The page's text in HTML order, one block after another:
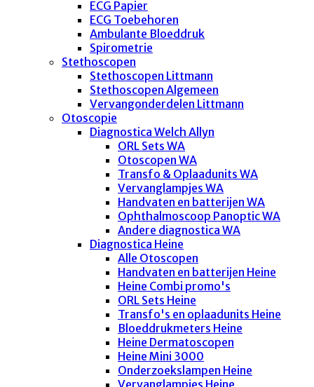
ECG Papier
ECG Toebehoren
Ambulante Bloeddruk
Spirometrie
Stethoscopen
Stethoscopen Littmann
Stethoscopen Algemeen
Vervangonderdelen Littmann
Otoscopie
Diagnostica Welch Allyn
ORL Sets WA
Otoscopen WA
Transfo & Oplaadunits WA
Vervanglampjes WA
Handvaten en batterijen WA
Ophthalmoscoop Panoptic WA
Andere diagnostica WA
Diagnostica Heine
Alle Otoscopen
Handvaten en batterijen Heine
Heine Combi promo's
ORL Sets Heine
Transfo's en oplaadunits Heine
Bloeddrukmeters Heine
Heine Dermatoscopen
Heine Mini 3000
Onderzoekslampen Heine